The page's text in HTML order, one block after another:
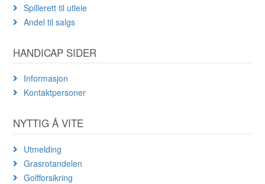
Spillerett til utleie
Andel til salgs
HANDICAP SIDER
Informasjon
Kontaktpersoner
NYTTIG Å VITE
Utmelding
Grasrotandelen
Golfforsikring